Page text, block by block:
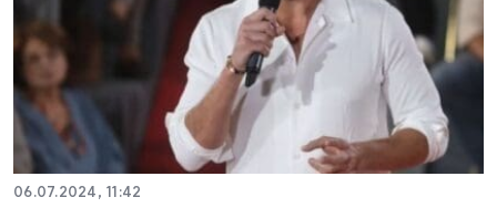
06.07.2024, 11:42